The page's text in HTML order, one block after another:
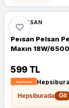
FLORESAN
Pelsan Pelsan
Maxın 18W/
599 TL
Hepsiburada
Git